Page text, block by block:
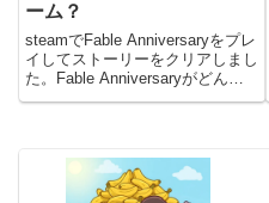
ーム？
steamでFable Anniversaryをプレ
イしてストーリーをクリアしまし
た。Fable Anniversaryがどんな
ゲームか簡単に解説して、筆者の
ーム？...